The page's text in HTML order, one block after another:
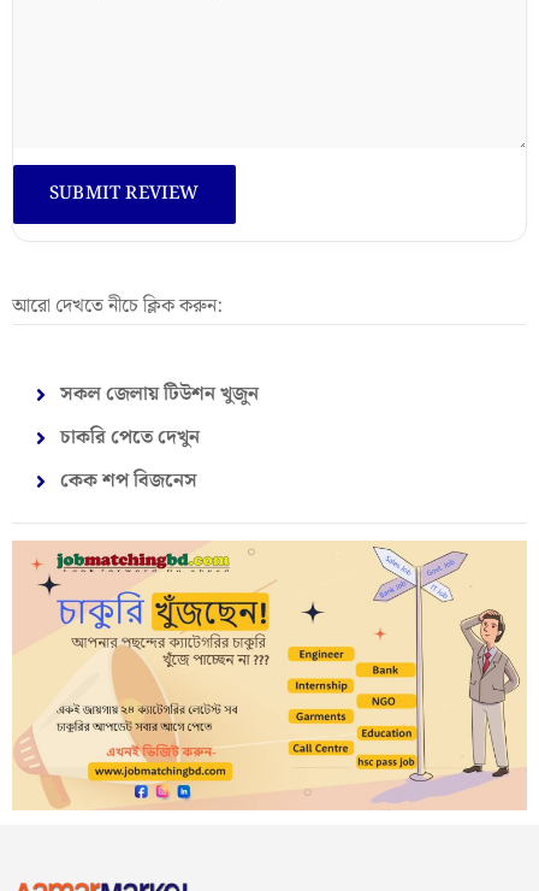
আরো দেখতে নীচে ক্লিক করুন:
সকল জেলায় টিউশন খুজুন
চাকরি পেতে দেখুন
কেক শপ বিজনেস